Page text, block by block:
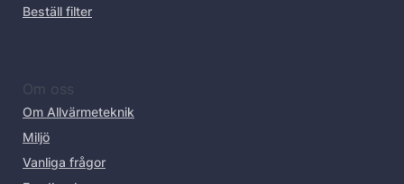
Beställ filter
Om oss
Om Allvärmeteknik
Miljö
Vanliga frågor